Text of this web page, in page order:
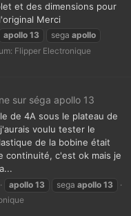
et des dimensions pour
Merci
apollo 13 sega apollo
Flipper Electronique
sur séga apollo 13
de 4A sous le plateau de
voulu tester le
de la bobine était
continuité, c'est ok mais je
apollo 13 sega apollo 13